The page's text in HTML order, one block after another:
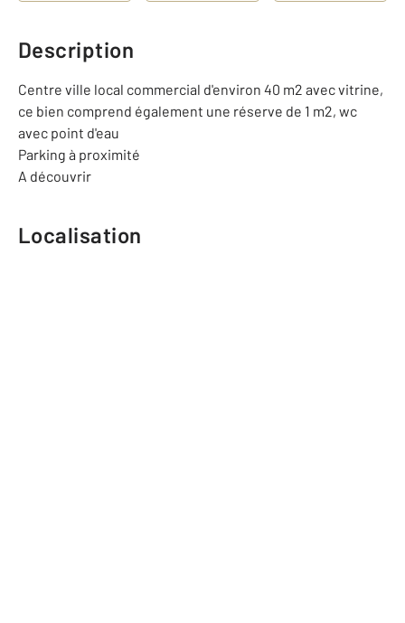
Description
Centre ville local commercial d'environ 40 m2 avec vitrine,
ce bien comprend également une réserve de 1 m2, wc
avec point d'eau
Parking à proximité
A découvrir
Localisation